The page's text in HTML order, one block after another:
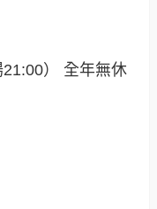
） 全年無休